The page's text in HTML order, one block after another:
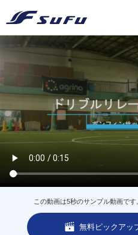
この動画は5秒のサンプル動画で
無料ピックアッ